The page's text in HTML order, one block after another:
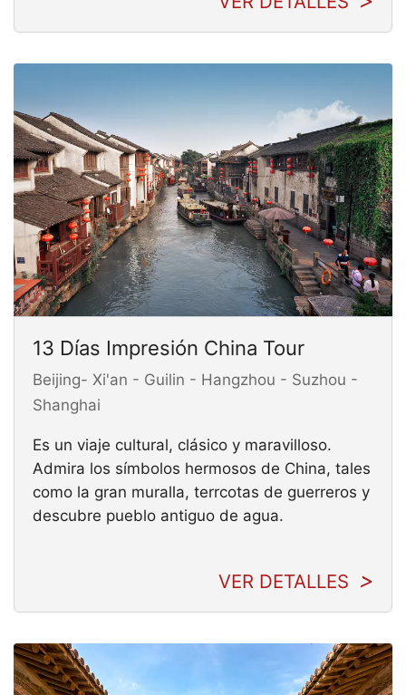
13 Días Impresión China Tour
Beijing- Xi'an - Guilin - Hangzhou - Suzhou -
Shanghai
Es un viaje cultural, clásico y maravilloso.
Admira los símbolos hermosos de China, tales
como la gran muralla, terrcotas de guerreros y
descubre pueblo antiguo de agua.
VER DETALLES